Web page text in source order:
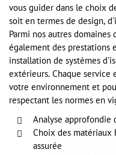
vous guider dans le choix
soit en termes de design,
Parmi nos autres
également des prestations
installation de systèmes
extérieurs. Chaque service
votre environnement et
respectant les normes en
Analyse approfondie
Choix des matériaux
assurée